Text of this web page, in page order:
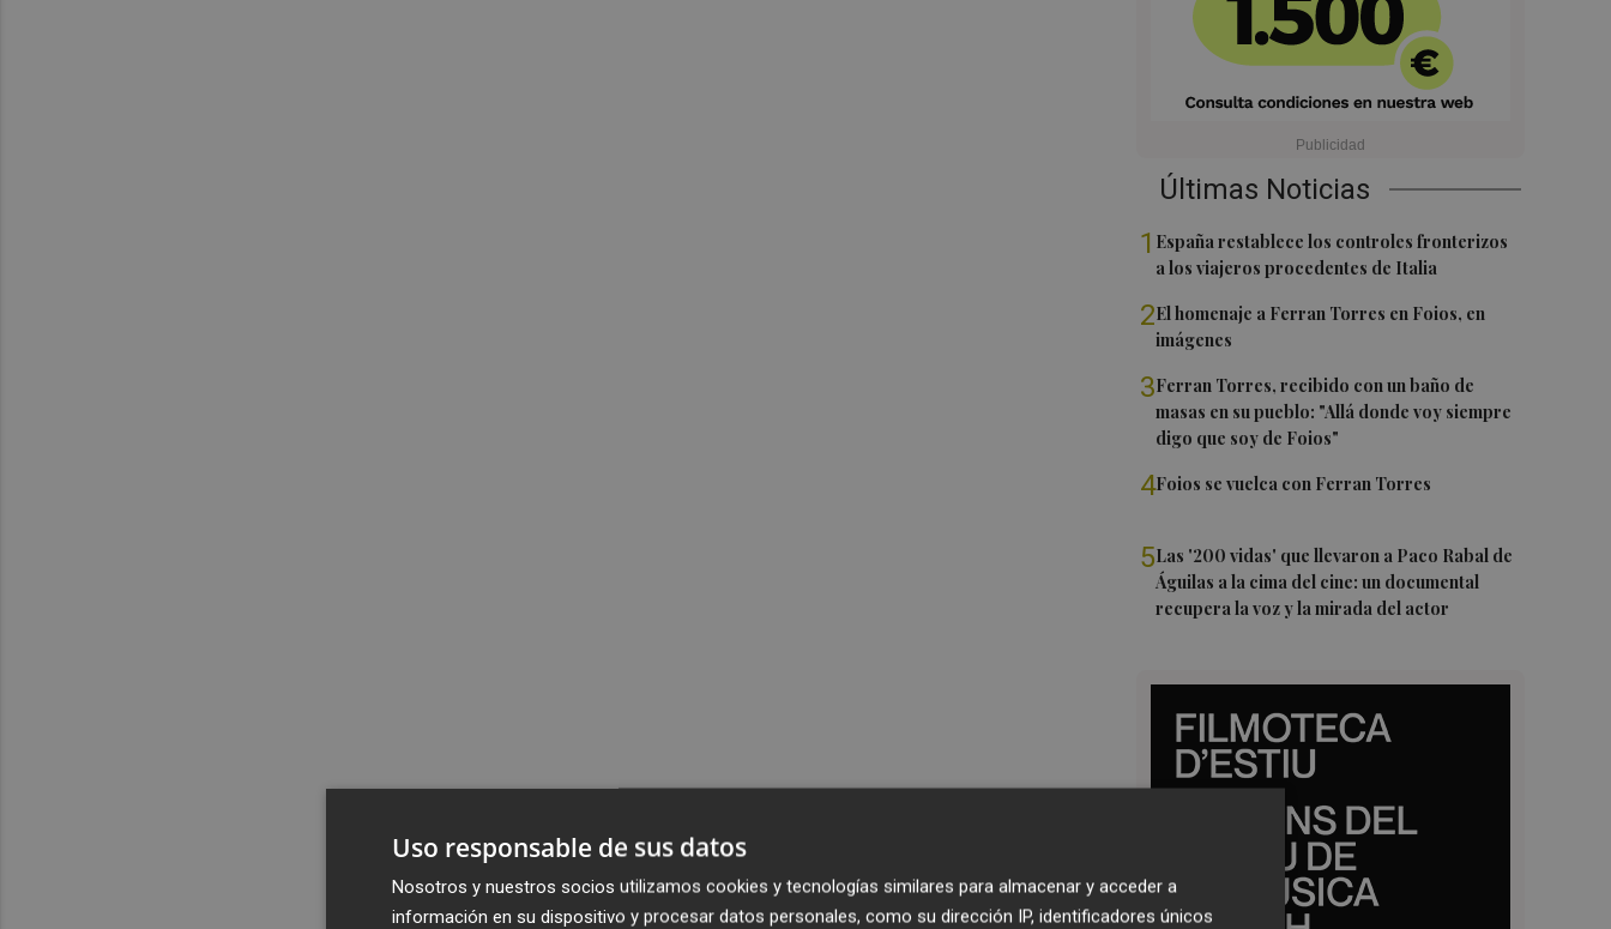
Últimas Noticias
1 España restablece los controles fronterizos
a los viajeros procedentes de Italia
2El homenaje a Ferran Torres en Foios, en
imágenes
3Ferran Torres, recibido con un baño de
masas en su pueblo: "Allá donde voy siempre
digo que soy de Foios"
4Foios se vuelca con Ferran Torres
5Las '200 vidas' que llevaron a Paco Rabal de
Águilas a la cima del cine: un documental
recupera la voz y la mirada del actor
Uso responsable de sus datos
Nosotros y nuestros socios utilizamos cookies y tecnologías similares para almacenar y acceder a
información en su dispositivo y procesar datos personales, como su dirección IP, identificadores únicos